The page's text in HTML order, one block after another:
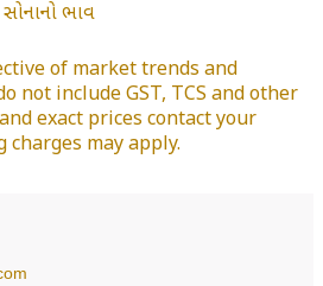
ભાવ
of market trends and
not include GST, TCS and other
exact prices contact your
charges may apply.